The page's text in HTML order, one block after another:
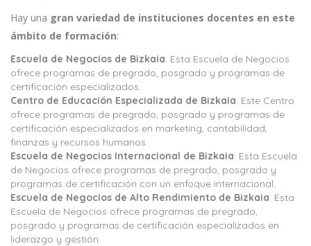
Hay una gran variedad de instituciones docentes en este
ámbito de formación:
Escuela de Negocios de Bizkaia: Esta Escuela de Negocios
ofrece programas de pregrado, posgrado y programas de
certificación especializados.
Centro de Educación Especializada de Bizkaia: Este Centro
ofrece programas de pregrado, posgrado y programas de
certificación especializados en marketing, contabilidad,
finanzas y recursos humanos.
Escuela de Negocios Internacional de Bizkaia: Esta Escuela
de Negocios ofrece programas de pregrado, posgrado y
programas de certificación con un enfoque internacional.
Escuela de Negocios de Alto Rendimiento de Bizkaia: Esta
Escuela de Negocios ofrece programas de pregrado,
posgrado y programas de certificación especializados en
liderazgo y gestión.